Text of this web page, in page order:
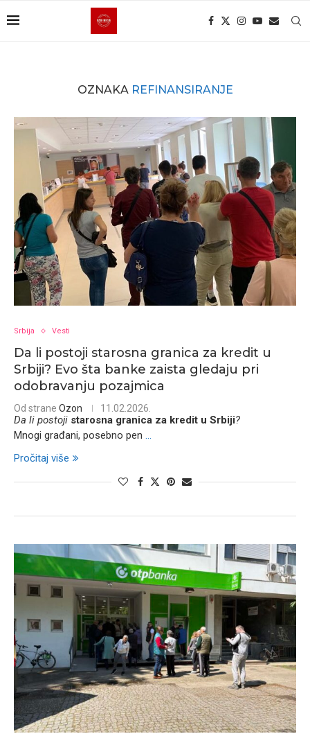
OZNAKA REFINANSIRANJE
Srbija Vesti
Da li postoji starosna granica za kredit u
Srbiji? Evo šta banke zaista gledaju pri
odobravanju pozajmica
Od strane Ozon 11.02.2026.
Da li postoji starosna granica za kredit u Srbiji?
Mnogi građani, posebno pen ...
Pročitaj više